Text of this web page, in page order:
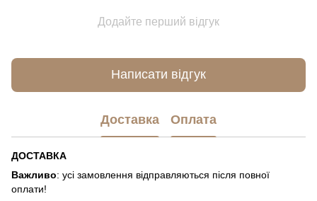
Додайте перший відгук
Написати відгук
Доставка Оплата
ДОСТАВКА
Важливо: усі замовлення відправляються після повної
оплати!